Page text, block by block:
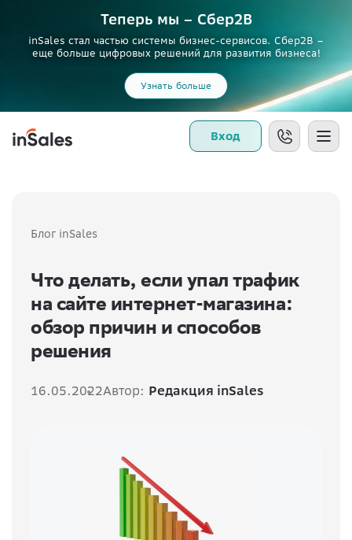
Теперь мы – Сбер2B
inSales стал частью системы бизнес-сервисов. Сбер2В –
еще больше цифровых решений для развития бизнеса!
Узнать больше
Вход
Блог inSales
Что делать, если упал трафик
на сайте интернет-магазина:
обзор причин и способов
решения
16.05.2022Автор: Редакция inSales